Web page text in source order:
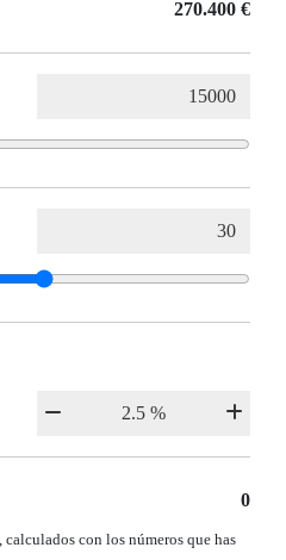
270.400 €
0
con los números que has